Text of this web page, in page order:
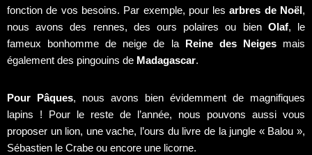
fonction de vos besoins. Par exemple, pour lesarbres de Noël,
nous avons des rennes, des ours polaires ou bien Olaf, le
fameux bonhomme de neige de la Reine des Neigesmais
également des pingouins de Madagascar.
Pour Pâques, nous avons bien évidemment de magnifiques
lapins ! Pour le reste de l’année, nous pouvons aussi vous
proposer un lion, une vache, l’ours du livre de la jungle « Balou »,
Sébastien le Crabe ou encore une licorne.